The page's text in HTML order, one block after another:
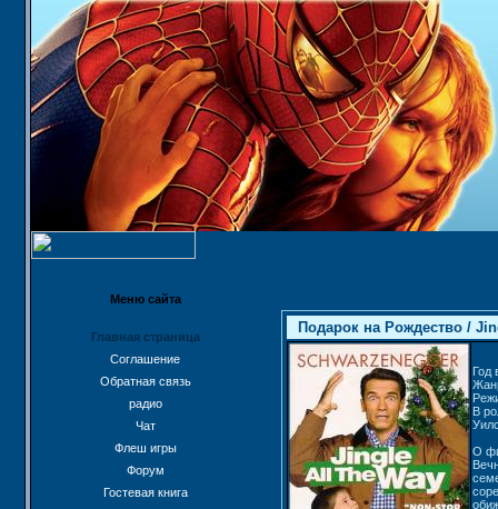
Меню сайта
Главная страница
Соглашение
Обратная связь
радио
Чат
Флеш игры
Форум
Гостевая книга
Подарок на Рождество /
Год
В
О